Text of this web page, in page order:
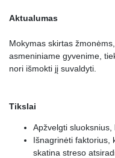
Aktualumas
Mokymas skirtas
asmeniniame gyvenime,
nori išmokti jį suvaldyti.
Tikslai
Apžvelgti
Išnagrinėti faktorius,
skatina streso